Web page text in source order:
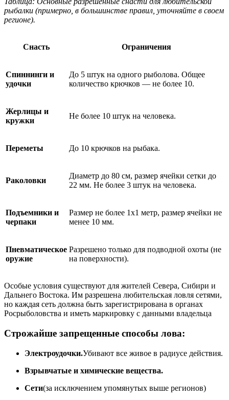
рыбалки (примерно, в большинстве правил, уточняйте в своем
регионе).
Снасть Ограничения
Спиннинги и
удочки
До 5 штук на одного рыболова. Общее
количество крючков — не более 10.
Жерлицы и
кружки
Не более 10 штук на человека.
Переметы До 10 крючков на рыбака.
Раколовки
Диаметр до 80 см, размер ячейки сетки до
22 мм. Не более 3 штук на человека.
Подъемники и
черпаки
Размер не более 1x1 метр, размер ячейки не
менее 10 мм.
Пневматическое
оружие
Разрешено только для подводной охоты (не
на поверхности).
Особые условия существуют для жителей Севера, Сибири и
Дальнего Востока. Им разрешена любительская ловля сетями,
но каждая сеть должна быть зарегистрирована в органах
Росрыболовства и иметь маркировку с данными владельца
Строжайше запрещенные способы лова:
Электроудочки.Убивают все живое в радиусе действия.
Взрывчатые и химические вещества.
Сети(за исключением упомянутых выше регионов)